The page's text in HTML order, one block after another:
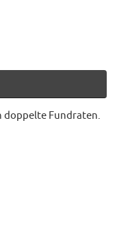
doppelte Fundraten.